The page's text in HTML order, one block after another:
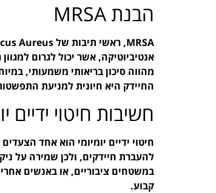
הבנת MRSA
אנטיביוטיקה, אשר יכול לגרום
מהווה סיכון בריאותי משמעותי,
החיידק היא חיונית למניעת
חשיבות חיטוי ידיים
להעברת חיידקים, ולכן שמירה על
במשטחים ציבוריים, או באנשים
קבוע.